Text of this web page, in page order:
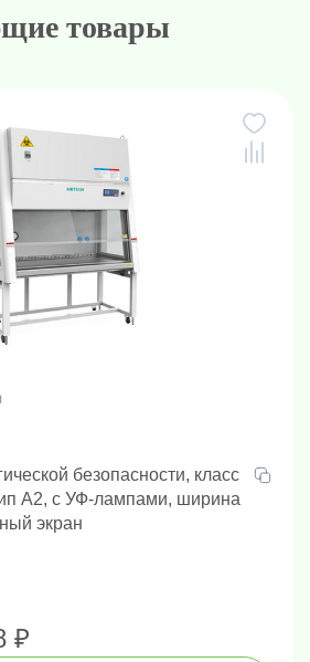
товары
безопасности, класс
А2, с УФ-лампами, ширина
экран
₽